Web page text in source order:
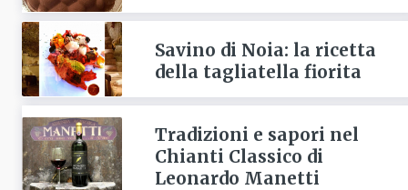
Savino di Noia: la ricetta
della tagliatella fiorita
Tradizioni e sapori nel
Chianti Classico di
Leonardo Manetti